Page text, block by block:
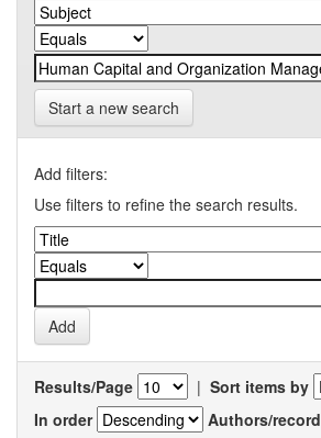
Start a new search
Add filters:
Use filters to refine the search results.
Results/Page | Sort items by
In order
Authors/record